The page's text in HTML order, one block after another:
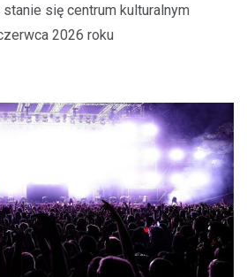
się centrum kulturalnym
2026 roku